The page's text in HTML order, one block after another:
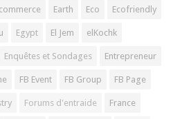
Earth Eco Ecofriendly
Egypt El Jem elKochk
Enquêtes et Sondages Entrepreneur
FB Event FB Group FB Page
Forums d'entraide France